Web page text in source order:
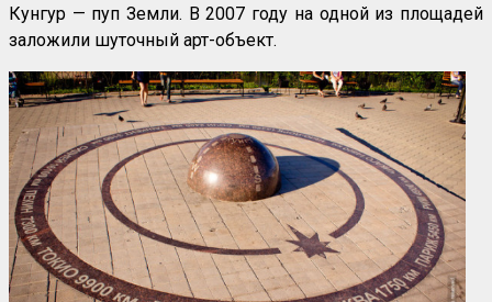
Кунгур — пуп Земли. В 2007 году на одной из площадей
заложили шуточный арт-объект.